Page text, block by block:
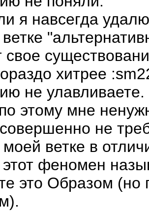
я навсегда
свое
хитрее
не улавливаете.
этому мне
не
моей ветке в
этот феномен
это Образом (но